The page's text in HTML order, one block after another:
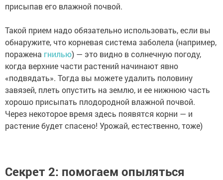
присыпав его влажной почвой.
Такой прием надо обязательно использовать, если вы
обнаружите, что корневая система заболела (например,
поражена гнилью) — это видно в солнечную погоду,
когда верхние части растений начинают явно
«подвядать». Тогда вы можете удалить половину
завязей, плеть опустить на землю, и ее нижнюю часть
хорошо присыпать плодородной влажной почвой.
Через некоторое время здесь появятся корни — и
растение будет спасено! Урожай, естественно, тоже)
Секрет 2: помогаем опыляться